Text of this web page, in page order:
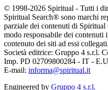
© 1998-2026 Spiritual - Tutti i
Spiritual Search® sono marchi
parziale dei contenuti di
modo responsabile dei contenuti
contenuto dei siti ad essi collegati.
Società editrice: Gruppo 4 s.r.l.
Imp. PD 02709800284 - IT -
E-mail: informa@spiritual.it
Engineered by Gruppo 4 s.r.l.